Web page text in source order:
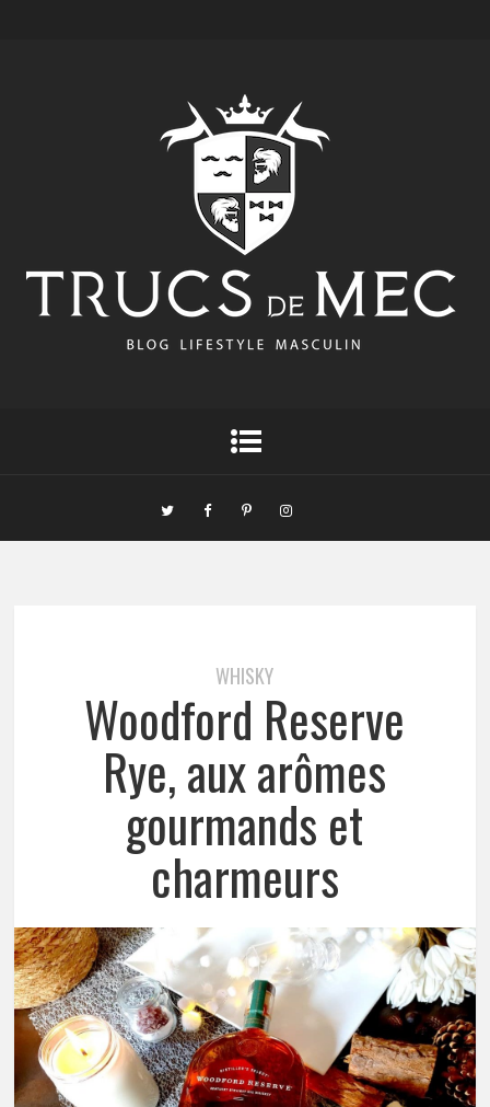
WHISKY
Woodford Reserve
Rye, aux arômes
gourmands et
charmeurs